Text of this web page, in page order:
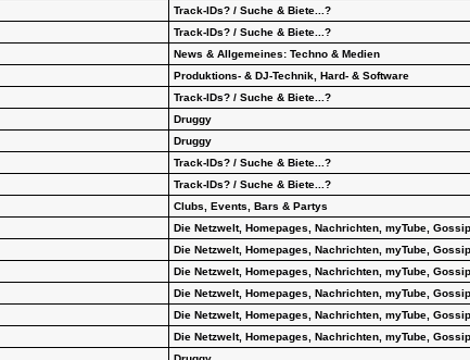
Track-IDs? / Suche & Biete...?
Track-IDs? / Suche & Biete...?
News & Allgemeines: Techno & Medien
Produktions- & DJ-Technik, Hard- & Software
Track-IDs? / Suche & Biete...?
Druggy
Druggy
Track-IDs? / Suche & Biete...?
Track-IDs? / Suche & Biete...?
Clubs, Events, Bars & Partys
Die Netzwelt, Homepages, Nachrichten, myTube,
Die Netzwelt, Homepages, Nachrichten, myTube,
Die Netzwelt, Homepages, Nachrichten, myTube,
Die Netzwelt, Homepages, Nachrichten, myTube,
Die Netzwelt, Homepages, Nachrichten, myTube,
Die Netzwelt, Homepages, Nachrichten, myTube,